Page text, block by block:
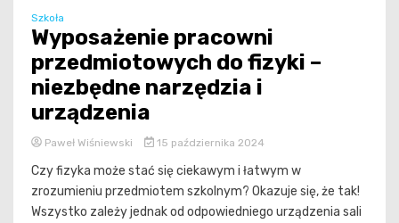
Szkoła
Wyposażenie pracowni
przedmiotowych do fizyki –
niezbędne narzędzia i
urządzenia
Paweł Wiśniewski 15 października 2024
Czy fizyka może stać się ciekawym i łatwym w
zrozumieniu przedmiotem szkolnym? Okazuje się, że tak!
Wszystko zależy jednak od odpowiedniego urządzenia sali